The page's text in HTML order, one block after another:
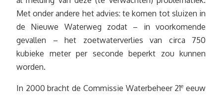
Met onder andere het advies: te komen tot sluizen in
de Nieuwe Waterweg zodat – in voorkomende
gevallen – het zoetwaterverlies van circa 750
kubieke meter per seconde beperkt zou kunnen
worden.
In 2000 bracht de Commissie Waterbeheer 21e eeuw